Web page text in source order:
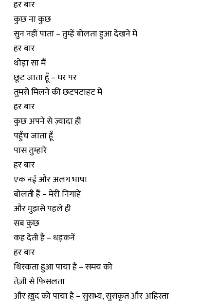
हर बार
कुछ ना कुछ
सुन नहीं पाता – तुम्हें बोलता हुआ देखने में
हर बार
थोड़ा सा मैं
छूट जाता हूँ – घर पर
तुमसे मिलने की छटपटाहट में
हर बार
कुछ अपने से ज़्यादा ही
पहुँच जाता हूँ
पास तुम्हारे
हर बार
एक नई और अलग भाषा
बोलती हैं – मेरी निगाहें
और मुझसे पहले ही
सब कुछ
कह देती हैं – धड़कनें
हर बार
थिरकता हुआ पाया है – समय को
तेज़ी से फिसलता
और ख़ुद को पाया है – सुसभ्य, सुसंकृत और अहिस्ता